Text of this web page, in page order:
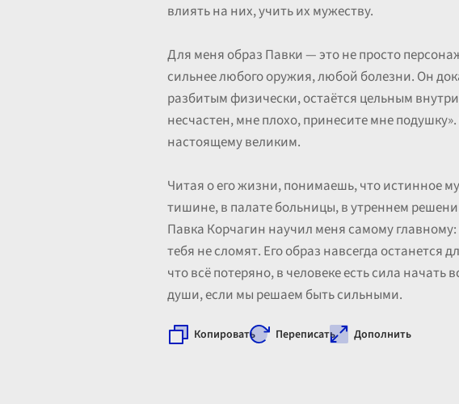
влиять на них, учить их мужеству.
Для меня образ Павки — это не просто
сильнее любого оружия, любой болезни. Он
разбитым физически, остаётся цельным
несчастен, мне плохо, принесите мне подушку».
настоящему великим.
Читая о его жизни, понимаешь, что истинное
тишине, в палате больницы, в утреннем
Павка Корчагин научил меня самому
тебя не сломят. Его образ навсегда
что всё потеряно, в человеке есть сила
души, если мы решаем быть сильными.
Копировать Переписать Дополнить